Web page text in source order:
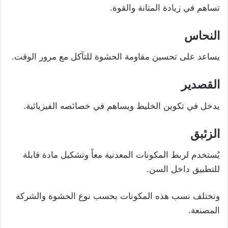
تساهم في زيادة المتانة والقوة.
النحاس
يساعد على تحسين مقاومة الحشوة للتآكل مع مرور الوقت.
القصدير
يدخل في تكوين الخليط ويساهم في خصائصه الفيزيائية.
الزئبق
يُستخدم لربط المكونات المعدنية معاً وتشكيل مادة قابلة
للتطبيق داخل السن.
وتختلف نسب هذه المكونات بحسب نوع الحشوة والشركة
المصنعة.